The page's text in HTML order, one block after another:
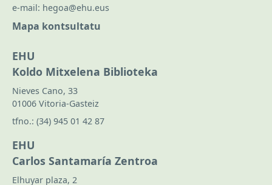
e-mail: hegoa@ehu.eus
Mapa kontsultatu
EHU
Koldo Mitxelena Biblioteka
Nieves Cano, 33
01006 Vitoria-Gasteiz
tfno.: (34) 945 01 42 87
EHU
Carlos Santamaría Zentroa
Elhuyar plaza, 2